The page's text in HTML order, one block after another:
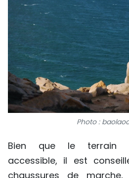
Photo :
Bien que le terrain
accessible, il est
chaussures de